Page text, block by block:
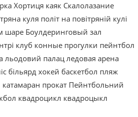
Хортиця каяк Скалолазание
куля політ на повітряній кулі
шаре Боулдеринговый зал
клуб конные прогулки пейнтбол
льодовий палац ледовая арена
більярд хокей баскетбол пляж
катамаран прокат Пейнтбольний
квадроцикл квадроцыкл